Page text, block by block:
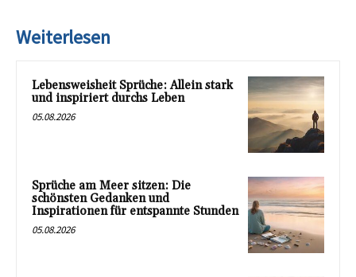
Weiterlesen
Lebensweisheit Sprüche: Allein stark
und inspiriert durchs Leben
05.08.2026
Sprüche am Meer sitzen: Die
schönsten Gedanken und
Inspirationen für entspannte Stunden
05.08.2026